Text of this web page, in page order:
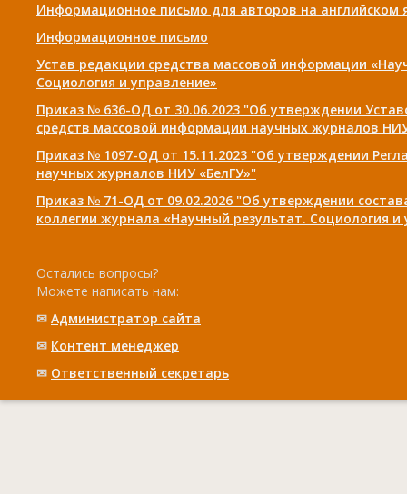
Информационное письмо для авторов на английском
Информационное письмо
Устав редакции средства массовой информации
Социология и управление»
Приказ № 636-ОД от 30.06.2023 "Об утверждении
средств массовой информации научных журналов
Приказ № 1097-ОД от 15.11.2023 "Об утверждении
научных журналов НИУ «БелГУ»"
Приказ № 71-ОД от 09.02.2026 "Об утверждении
коллегии журнала «Научный результат. Социология и
Остались вопросы?
Можете написать нам:
✉ Администратор сайта
✉ Контент менеджер
✉ Ответственный cекретарь